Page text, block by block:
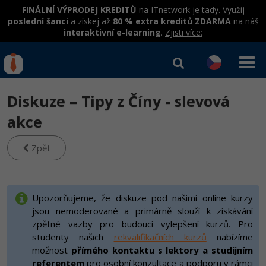
FINÁLNÍ VÝPRODEJ KREDITŮ na ITnetwork je tady. Využij
poslední šanci a získej až 80 % extra kreditů ZDARMAna náš
interaktivní e-learning. Zjisti více:
Rekvalifikace a kurzy
Workshopy zdarma
Datová analýza v praxi
Základy programování
Objektové programování - OOP
Umělá inteligence
Školení dle technologií
C# .NET
Java
Kurzy IT profesí
Junior programátor
Senior programátor
Front-end developer
Jak začít?
Java -80%
C#.NET -80%
Kurzy e-commerce
Testování softwaru
Datová analýza
Kurzy designu
HTML/CSS -80%
Příběhy absolventů
Blog
Pro firmy
Přihlásit se| Registrovat
Diskuze – Tipy z Číny - slevová
akce
Zpět
Upozorňujeme, že diskuze pod našimi online kurzy
jsou nemoderované a primárně slouží k získávání
zpětné vazby pro budoucí vylepšení kurzů. Pro
studenty našich rekvalifikačních kurzů nabízíme
možnost přímého kontaktu s lektory a studijním
referentem pro osobní konzultace a podporu v rámci